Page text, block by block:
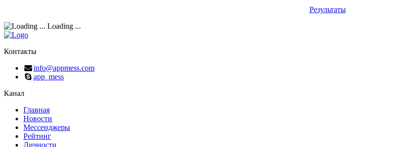
Результаты
Loading ...
Контакты
info@appmess.com
app_mess
Канал
Главная
Новости
Мессенджеры
Рейтинг
Личности